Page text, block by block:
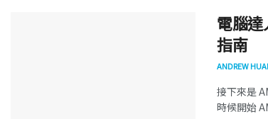
電腦達
指南
ANDREW
接下來是
時候開始